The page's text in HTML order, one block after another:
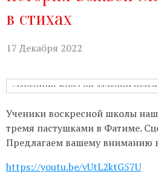
в стихах
17 Декабря 2022
Ученики воскресной школы
тремя пастушками в Фатиме.
Предлагаем вашему вниманию
https://youtu.be/vUtL2ktG57U
телефону